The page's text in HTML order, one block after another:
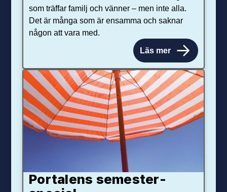
som träffar familj och vänner – men inte alla.
Det är många som är ensamma och saknar
någon att vara med.
Läs mer
Portalens semester­